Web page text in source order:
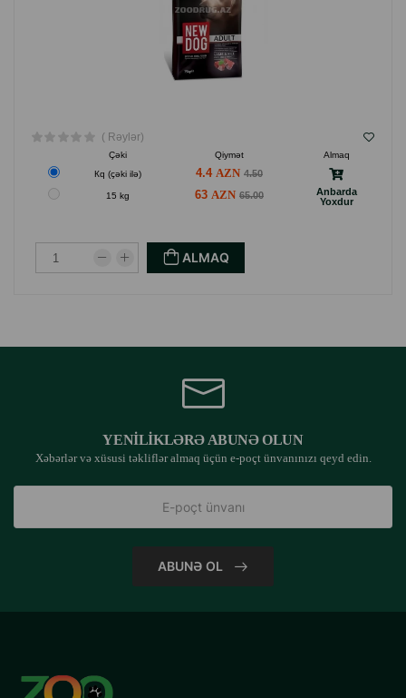
( Rəylər)
Çəki Qiymət
Almaq
Кq (çəki ilə)
4.4 4.50
15 kg 63 65.00
Anbarda
Yoxdur
ALMAQ
YENILIKLƏRƏ ABUNƏ OLUN
Xəbərlər və xüsusi təkliflər almaq üçün e-poçt ünvanınızı qeyd edin.
ABUNƏ OL